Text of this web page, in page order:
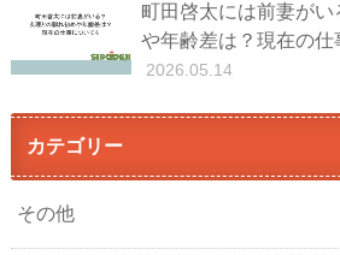
町田啓太には前妻が
や年齢差は？現在の仕
2026.05.14
カテゴリー
その他